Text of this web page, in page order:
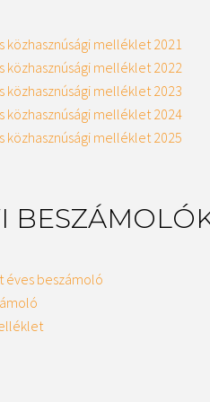
közhasznúsági melléklet 2021
közhasznúsági melléklet 2022
közhasznúsági melléklet 2023
közhasznúsági melléklet 2024
közhasznúsági melléklet 2025
éves beszámoló